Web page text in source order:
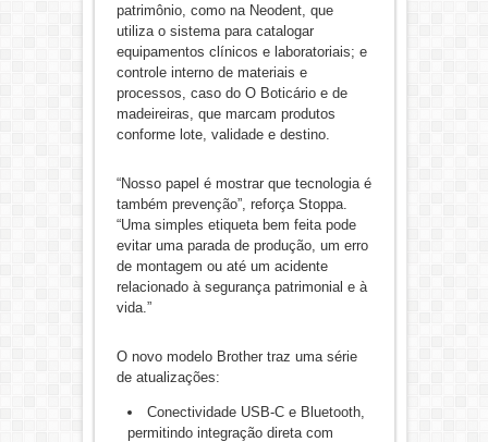
patrimônio, como na Neodent, que
utiliza o sistema para catalogar
equipamentos clínicos e laboratoriais; e
controle interno de materiais e
processos, caso do O Boticário e de
madeireiras, que marcam produtos
conforme lote, validade e destino.
“Nosso papel é mostrar que tecnologia é
também prevenção”, reforça Stoppa.
“Uma simples etiqueta bem feita pode
evitar uma parada de produção, um erro
de montagem ou até um acidente
relacionado à segurança patrimonial e à
vida.”
O novo modelo Brother traz uma série
de atualizações:
Conectividade USB-C e Bluetooth,
permitindo integração direta com